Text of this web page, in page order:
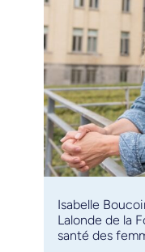
Isabelle
Lalonde de la
santé des